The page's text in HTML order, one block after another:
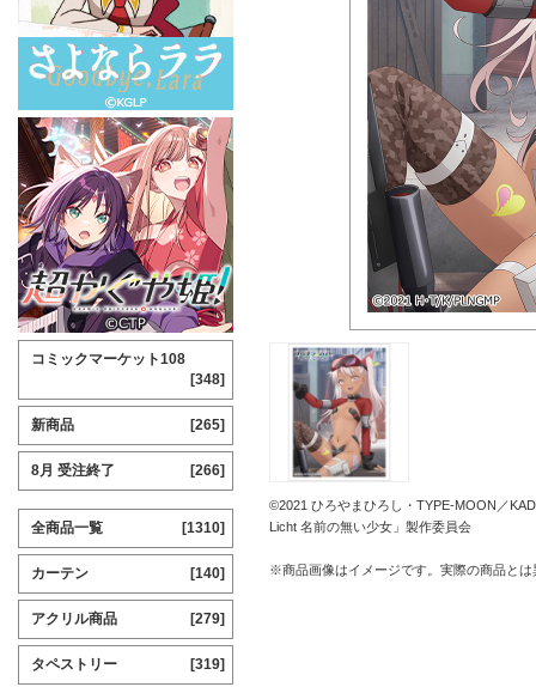
©2021 ひろやまひろし・TYPE-MOON／
Licht 名前の無い少女」製作委員会
※商品画像はイメージです。実際の商品と
コミックマーケット108
[348]
新商品 [265]
8月 受注終了 [266]
全商品一覧 [1310]
カーテン [140]
アクリル商品 [279]
タペストリー [319]